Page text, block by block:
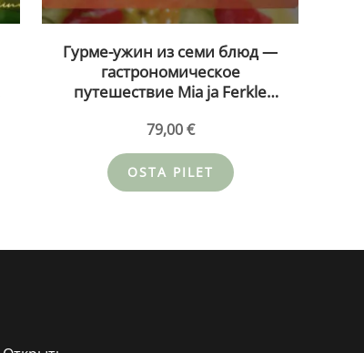
Гурме-ужин из семи блюд —
гастрономическое
путешествие Mia ja Ferkle
79,00€
OSTA PILET